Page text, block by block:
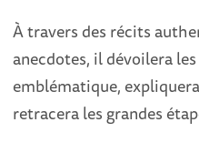
À travers des récits
anecdotes, il dévoilera
emblématique,
retracera les grandes